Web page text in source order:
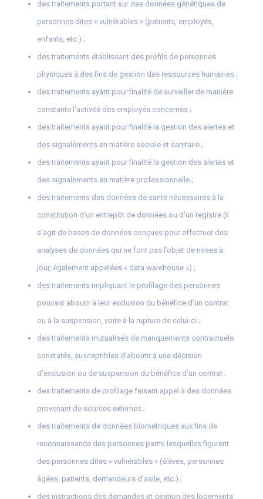
des traitements portant sur des données génétiques de
personnes dites « vulnérables » (patients, employés,
enfants, etc.) ;
des traitements établissant des profils de personnes
physiques à des fins de gestion des ressources humaines ;
des traitements ayant pour finalité de surveiller de manière
constante l’activité des employés concernés ;
des traitements ayant pour finalité la gestion des alertes et
des signalements en matière sociale et sanitaire ;
des traitements ayant pour finalité la gestion des alertes et
des signalements en matière professionnelle ;
des traitements des données de santé nécessaires à la
constitution d’un entrepôt de données ou d’un registre (il
s’agit de bases de données conçues pour effectuer des
analyses de données qui ne font pas l’objet de mises à
jour, également appelées « data warehouse ») ;
des traitements impliquant le profilage des personnes
pouvant aboutir à leur exclusion du bénéfice d’un contrat
ou à la suspension, voire à la rupture de celui-ci ;
des traitements mutualisés de manquements contractuels
constatés, susceptibles d’aboutir à une décision
d’exclusion ou de suspension du bénéfice d’un contrat ;
des traitements de profilage faisant appel à des données
provenant de sources externes ;
des traitements de données biométriques aux fins de
reconnaissance des personnes parmi lesquelles figurent
des personnes dites « vulnérables » (élèves, personnes
âgées, patients, demandeurs d’asile, etc.) ;
des instructions des demandes et gestion des logements